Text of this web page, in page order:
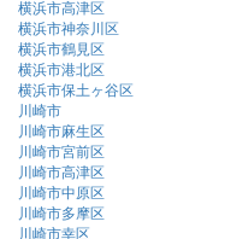
横浜市高津区
横浜市神奈川区
横浜市鶴見区
横浜市港北区
横浜市保土ヶ谷区
川崎市
川崎市麻生区
川崎市宮前区
川崎市高津区
川崎市中原区
川崎市多摩区
川崎市幸区